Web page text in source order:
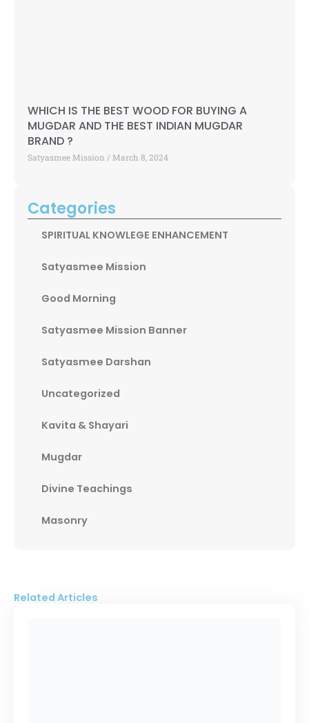
WHICH IS THE BEST WOOD FOR BUYING A
MUGDAR AND THE BEST INDIAN MUGDAR
BRAND ?
Satyasmee Mission March 8, 2024
Categories
SPIRITUAL KNOWLEGE ENHANCEMENT
Satyasmee Mission
Good Morning
Satyasmee Mission Banner
Satyasmee Darshan
Uncategorized
Kavita & Shayari
Mugdar
Divine Teachings
Masonry
Related Articles